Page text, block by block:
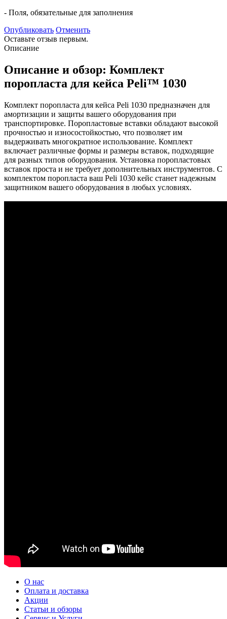
- Поля, обязательные для заполнения
Опубликовать Отменить
Оставьте отзыв первым.
Описание
Описание и обзор: Комплект
поропласта для кейса Peli™ 1030
Комплект поропласта для кейса Peli 1030 предназначен для
амортизации и защиты вашего оборудования при
транспортировке. Поропластовые вставки обладают высокой
прочностью и износостойкостью, что позволяет им
выдерживать многократное использование. Комплект
включает различные формы и размеры вставок, подходящие
для разных типов оборудования. Установка поропластовых
вставок проста и не требует дополнительных инструментов. С
комплектом поропласта ваш Peli 1030 кейс станет надежным
защитником вашего оборудования в любых условиях.
О нас
Оплата и доставка
Акции
Статьи и обзоры